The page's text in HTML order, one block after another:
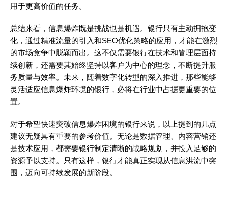
用于更高价值的任务。
总结来看，信息爆炸既是挑战也是机遇。银行只有主动拥抱变
化，通过精准流量的引入和SEO优化策略的应用，才能在激烈
的市场竞争中脱颖而出。这不仅需要银行在技术和管理层面持
续创新，还需要其始终坚持以客户为中心的理念，不断提升服
务质量与效率。未来，随着数字化转型的深入推进，那些能够
灵活适应信息爆炸环境的银行，必将在行业中占据更重要的位
置。
对于希望快速突破信息爆炸困境的银行来说，以上提到的几点
建议无疑具有重要的参考价值。无论是数据管理、内容营销还
是技术应用，都需要银行制定清晰的战略规划，并投入足够的
资源予以支持。只有这样，银行才能真正实现从信息洪流中突
围，迈向可持续发展的新阶段。